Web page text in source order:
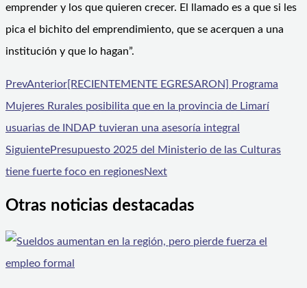
emprender y los que quieren crecer. El llamado es a que si les
pica el bichito del emprendimiento, que se acerquen a una
institución y que lo hagan”.
PrevAnterior[RECIENTEMENTE EGRESARON] Programa
Mujeres Rurales posibilita que en la provincia de Limarí
usuarias de INDAP tuvieran una asesoría integral
SiguientePresupuesto 2025 del Ministerio de las Culturas
tiene fuerte foco en regionesNext
Otras noticias destacadas